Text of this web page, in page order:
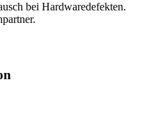
bei Hardwaredefekten.